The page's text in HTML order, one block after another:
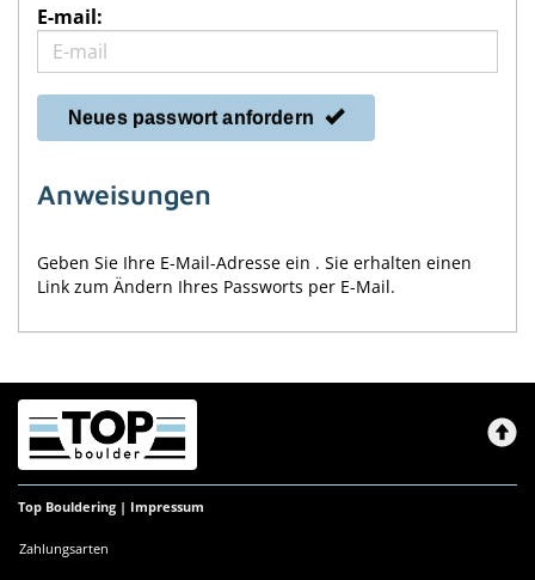
E-mail:
Neues passwort anfordern
Anweisungen
Geben Sie Ihre E-Mail-Adresse ein . Sie erhalten einen
Link zum Ändern Ihres Passworts per E-Mail.
Top Bouldering | Impressum
Zahlungsarten